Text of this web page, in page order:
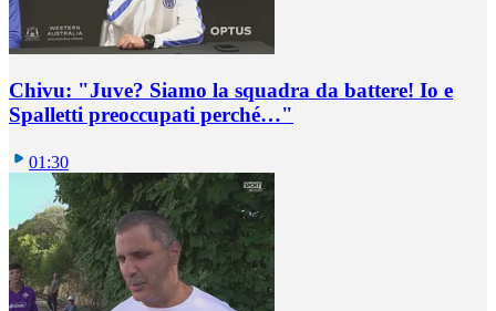
Chivu: "Juve? Siamo la squadra da battere! Io e
Spalletti preoccupati perché…"
01:30